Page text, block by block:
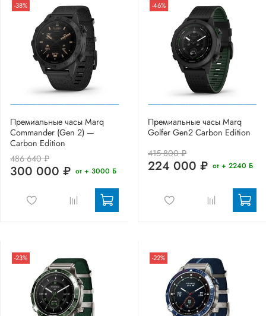
-38%
Премиальные часы Marq
Commander (Gen 2) —
Carbon Edition
486 640 ₽
300 000 ₽ от + 3000 Б
-46%
Премиальные часы Marq
Golfer Gen2 Carbon Edition
415 800 ₽
224 000 ₽ от + 2240 Б
-23% -22%